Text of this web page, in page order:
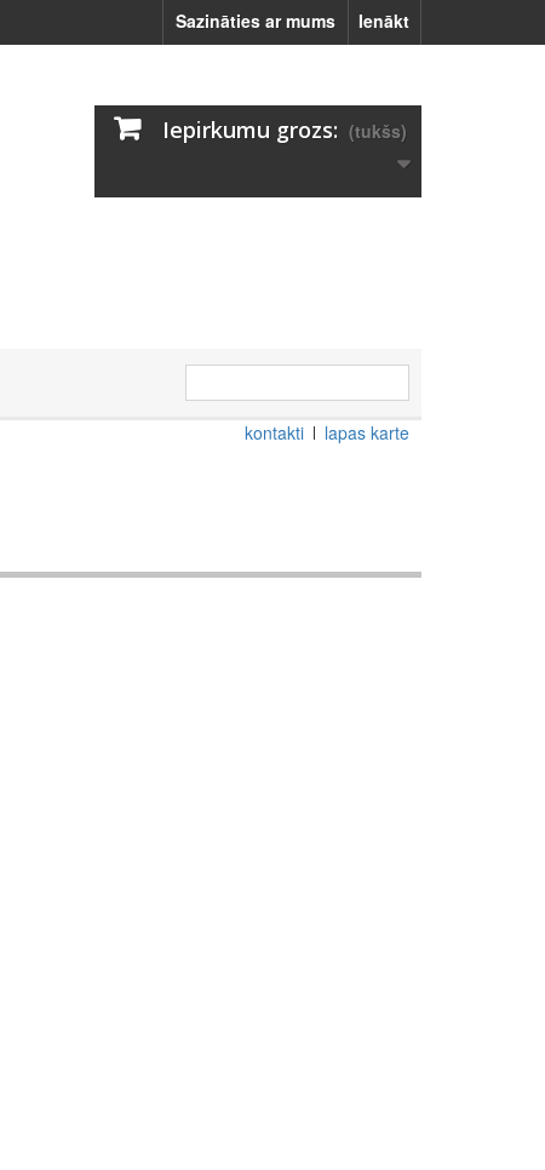
Ienākt
Sazināties ar mums
Iepirkumu grozs: (tukšs)
kontakti lapas karte